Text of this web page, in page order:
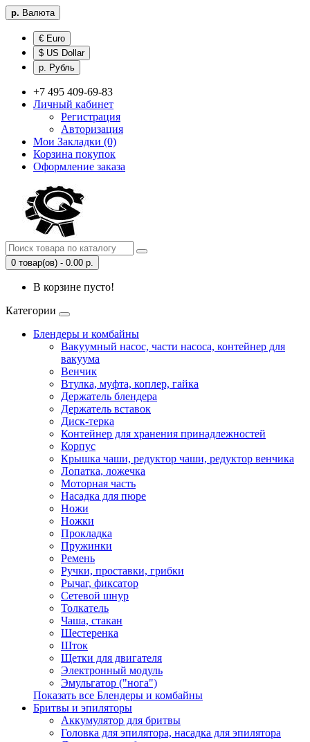
р. Валюта
€ Euro
$ US Dollar
р. Рубль
+7 495 409-69-83
Личный кабинет
Регистрация
Авторизация
Мои Закладки (0)
Корзина покупок
Оформление заказа
0 товар(ов) - 0.00 р.
В корзине пусто!
Категории
Блендеры и комбайны
Вакуумный насос, части насоса, контейнер для
вакуума
Венчик
Втулка, муфта, коплер, гайка
Держатель блендера
Держатель вставок
Диск-терка
Контейнер для хранения принадлежностей
Корпус
Крышка чаши, редуктор чаши, редуктор венчика
Лопатка, ложечка
Моторная часть
Насадка для пюре
Ножи
Ножки
Прокладка
Пружинки
Ремень
Ручки, проставки, грибки
Рычаг, фиксатор
Сетевой шнур
Толкатель
Чаша, стакан
Шестеренка
Шток
Щетки для двигателя
Электронный модуль
Эмульгатор ("нога")
Показать все Блендеры и комбайны
Бритвы и эпиляторы
Аккумулятор для бритвы
Головка для эпилятора, насадка для эпилятора